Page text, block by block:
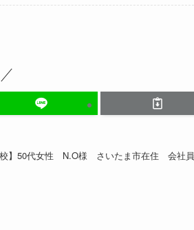
校】50代女性 N.O様 さいたま市在住 会社員